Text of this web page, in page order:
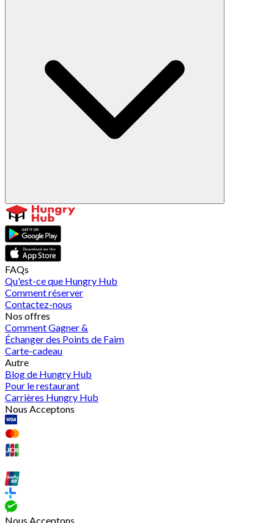
FAQs
Qu'est-ce que Hungry Hub
Comment réserver
Contactez-nous
Nos offres
Comment Gagner &
Échanger des Points de Faim
Carte-cadeau
Autre
Blog de Hungry Hub
Pour le restaurant
Carrières Hungry Hub
Nous Acceptons
Nous Acceptons